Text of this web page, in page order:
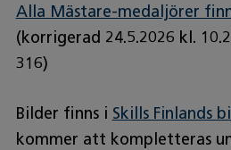
Alla Mästare-medaljörer
(korrigerad 24.5.2026 kl.
316)
Bilder finns i Skills Finlands
kommer att kompletteras